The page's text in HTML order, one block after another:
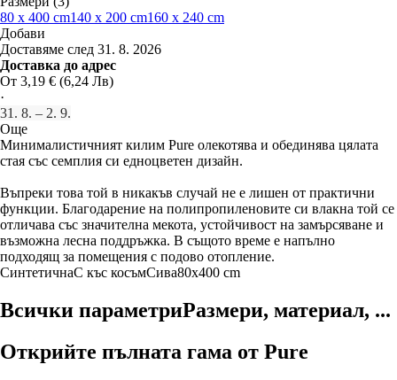
80 x 400 cm140 x 200 cm160 x 240 cm
Добави
Доставяме след 31. 8. 2026
Доставка до адрес
От 3,19 € (6,24 Лв)
·
31. 8. – 2. 9.
Още
Минималистичният килим Pure олекотява и обединява цялата
стая със семплия си едноцветен дизайн.
Въпреки това той в никакъв случай не е лишен от практични
функции. Благодарение на полипропиленовите си влакна той се
отличава със значителна мекота, устойчивост на замърсяване и
възможна лесна поддръжка. В същото време е напълно
подходящ за помещения с подово отопление.
СинтетичнаС къс косъмСива80x400 cm
Всички параметриРазмери, материал, ...
Открийте пълната гама от Pure